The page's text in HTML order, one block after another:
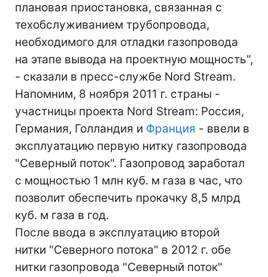
плановая приостановка, связанная с
техобслуживанием трубопровода,
необходимого для отладки газопровода
на этапе вывода на проектную мощность",
- сказали в пресс-службе Nord Stream.
Напомним, 8 ноября 2011 г. страны -
участницы проекта Nord Stream: Россия,
Германия, Голландия и Франция - ввели в
эксплуатацию первую нитку газопровода
"Северный поток". Газопровод заработал
с мощностью 1 млн куб. м газа в час, что
позволит обеспечить прокачку 8,5 млрд
куб. м газа в год.
После ввода в эксплуатацию второй
нитки "Северного потока" в 2012 г. обе
нитки газопровода "Северный поток"